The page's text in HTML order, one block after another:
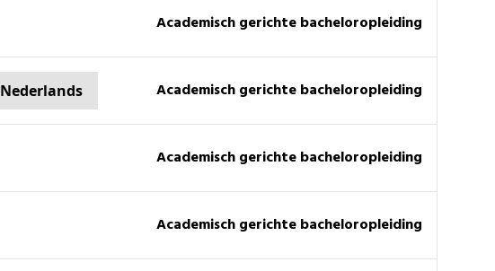
academisch gerichte bacheloropleiding
Nederlands academisch gerichte bacheloropleiding
academisch gerichte bacheloropleiding
academisch gerichte bacheloropleiding